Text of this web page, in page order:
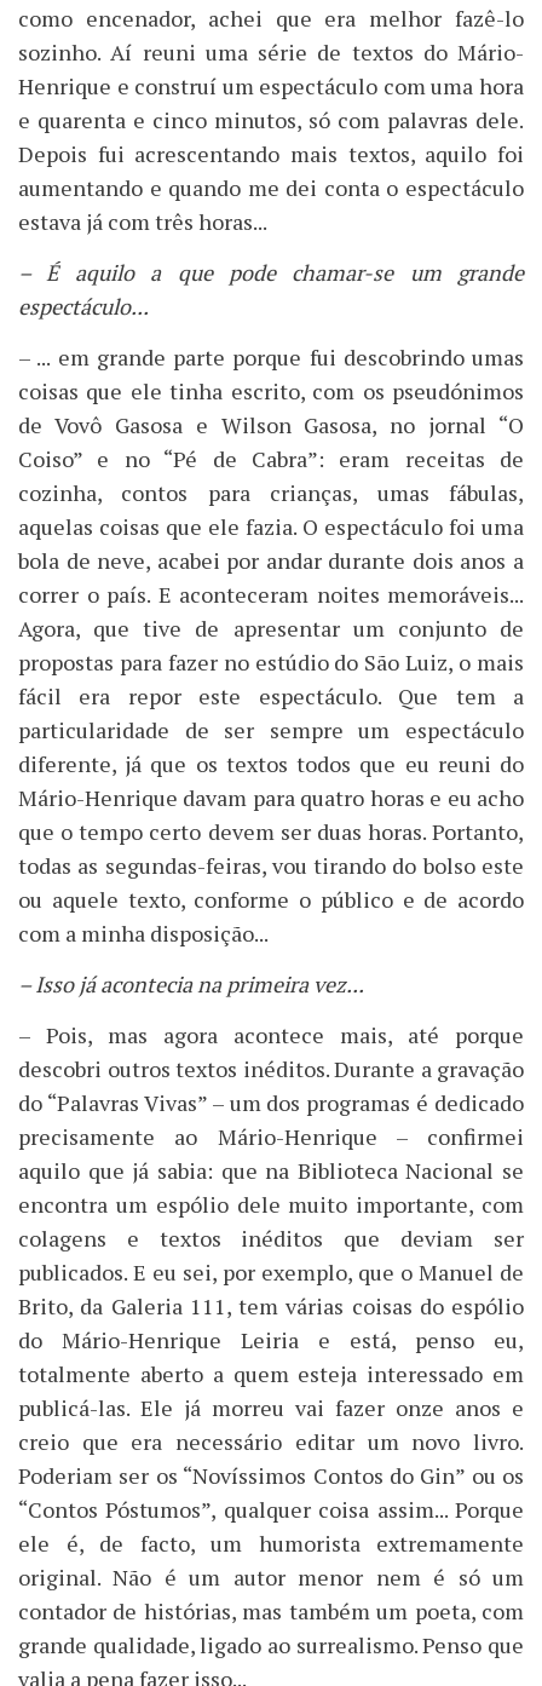
como encenador, achei que era melhor fazê-lo
sozinho. Aí reuni uma série de textos do Mário-
Henrique e construí um espectáculo com uma hora
e quarenta e cinco minutos, só com palavras dele.
Depois fui acrescentando mais textos, aquilo foi
aumentando e quando me dei conta o espectáculo
estava já com três horas...
– É aquilo a que pode chamar-se um grande
espectáculo...
– ... em grande parte porque fui descobrindo umas
coisas que ele tinha escrito, com os pseudónimos
de Vovô Gasosa e Wilson Gasosa, no jornal “O
Coiso” e no “Pé de Cabra”: eram receitas de
cozinha, contos para crianças, umas fábulas,
aquelas coisas que ele fazia. O espectáculo foi uma
bola de neve, acabei por andar durante dois anos a
correr o país. E aconteceram noites memoráveis...
Agora, que tive de apresentar um conjunto de
propostas para fazer no estúdio do São Luiz, o mais
fácil era repor este espectáculo. Que tem a
particularidade de ser sempre um espectáculo
diferente, já que os textos todos que eu reuni do
Mário-Henrique davam para quatro horas e eu acho
que o tempo certo devem ser duas horas. Portanto,
todas as segundas-feiras, vou tirando do bolso este
ou aquele texto, conforme o público e de acordo
com a minha disposição...
– Isso já acontecia na primeira vez...
– Pois, mas agora acontece mais, até porque
descobri outros textos inéditos. Durante a gravação
do “Palavras Vivas” – um dos programas é dedicado
precisamente ao Mário-Henrique – confirmei
aquilo que já sabia: que na Biblioteca Nacional se
encontra um espólio dele muito importante, com
colagens e textos inéditos que deviam ser
publicados. E eu sei, por exemplo, que o Manuel de
Brito, da Galeria 111, tem várias coisas do espólio
do Mário-Henrique Leiria e está, penso eu,
totalmente aberto a quem esteja interessado em
publicá-las. Ele já morreu vai fazer onze anos e
creio que era necessário editar um novo livro.
Poderiam ser os “Novíssimos Contos do Gin” ou os
“Contos Póstumos”, qualquer coisa assim... Porque
ele é, de facto, um humorista extremamente
original. Não é um autor menor nem é só um
contador de histórias, mas também um poeta, com
grande qualidade, ligado ao surrealismo. Penso que
valia a pena fazer isso...